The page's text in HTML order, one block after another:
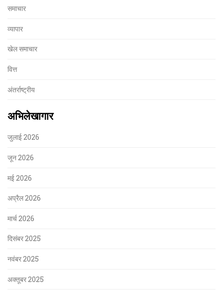
समाचार
व्यापार
खेल समाचार
वित्त
अंतर्राष्ट्रीय
अभिलेखागार
जुलाई 2026
जून 2026
मई 2026
अप्रैल 2026
मार्च 2026
दिसंबर 2025
नवंबर 2025
अक्तूबर 2025